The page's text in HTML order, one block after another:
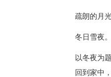
疏朗的月
冬日雪夜。
以冬夜为题
回到家中